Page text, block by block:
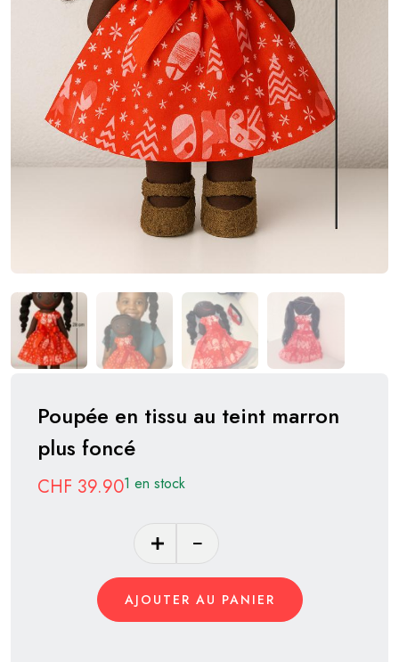
Poupée en tissu au teint marron
plus foncé
CHF 39.901 en stock
Poupée
en
AJOUTER AU PANIER